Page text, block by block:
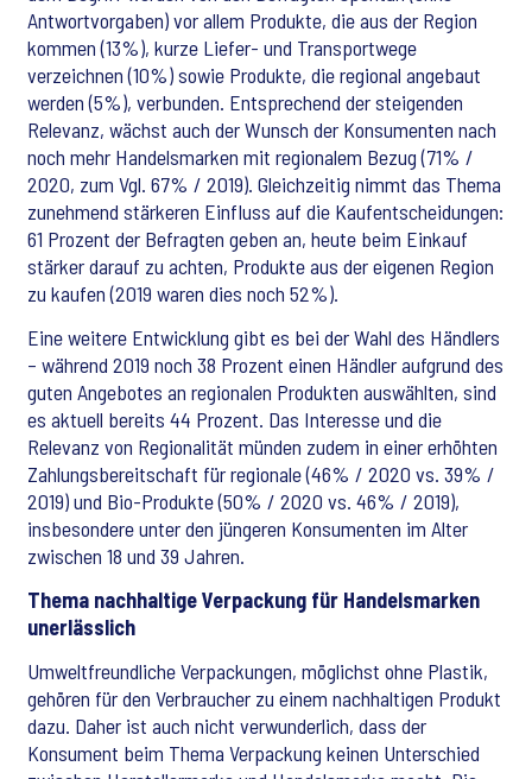
Antwortvorgaben) vor allem Produkte, die aus der Region
kommen (13%), kurze Liefer- und Transportwege
verzeichnen (10%) sowie Produkte, die regional angebaut
werden (5%), verbunden. Entsprechend der steigenden
Relevanz, wächst auch der Wunsch der Konsumenten nach
noch mehr Handelsmarken mit regionalem Bezug (71% /
2020, zum Vgl. 67% / 2019). Gleichzeitig nimmt das Thema
zunehmend stärkeren Einfluss auf die Kaufentscheidungen:
61 Prozent der Befragten geben an, heute beim Einkauf
stärker darauf zu achten, Produkte aus der eigenen Region
zu kaufen (2019 waren dies noch 52%).
Eine weitere Entwicklung gibt es bei der Wahl des Händlers
– während 2019 noch 38 Prozent einen Händler aufgrund des
guten Angebotes an regionalen Produkten auswählten, sind
es aktuell bereits 44 Prozent. Das Interesse und die
Relevanz von Regionalität münden zudem in einer erhöhten
Zahlungsbereitschaft für regionale (46% / 2020 vs. 39% /
2019) und Bio-Produkte (50% / 2020 vs. 46% / 2019),
insbesondere unter den jüngeren Konsumenten im Alter
zwischen 18 und 39 Jahren.
Thema nachhaltige Verpackung für Handelsmarken
unerlässlich
Umweltfreundliche Verpackungen, möglichst ohne Plastik,
gehören für den Verbraucher zu einem nachhaltigen Produkt
dazu. Daher ist auch nicht verwunderlich, dass der
Konsument beim Thema Verpackung keinen Unterschied